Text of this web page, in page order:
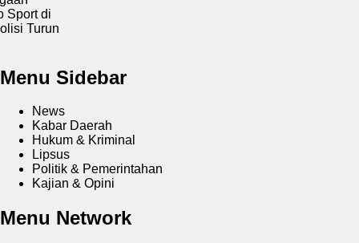
di
Turun
Menu Sidebar
News
Kabar Daerah
Hukum & Kriminal
Lipsus
Politik & Pemerintahan
Kajian & Opini
Menu Network